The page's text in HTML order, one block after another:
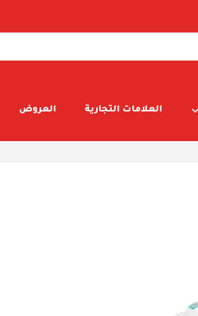
العلامات التجارية العروض